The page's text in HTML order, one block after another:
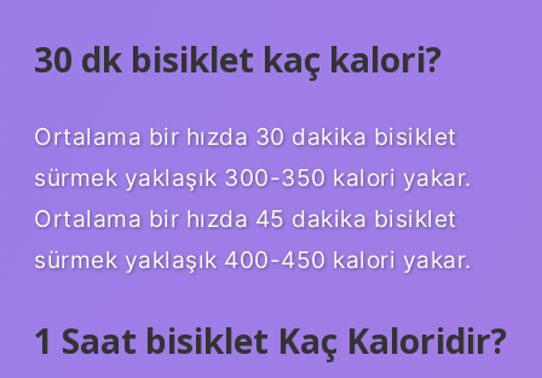
30 dk bisiklet kaç kalori?
Ortalama bir hızda 30 dakika bisiklet
sürmek yaklaşık 300-350 kalori yakar.
Ortalama bir hızda 45 dakika bisiklet
sürmek yaklaşık 400-450 kalori yakar.
1 Saat bisiklet Kaç Kaloridir?